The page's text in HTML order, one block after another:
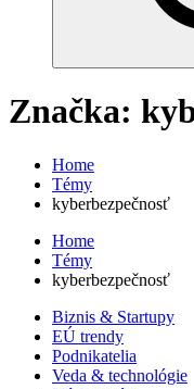
Značka:
Home
Témy
kyberbezpečnosť
Home
Témy
kyberbezpečnosť
Biznis & Startupy
EÚ trendy
Podnikatelia
Veda & technológie